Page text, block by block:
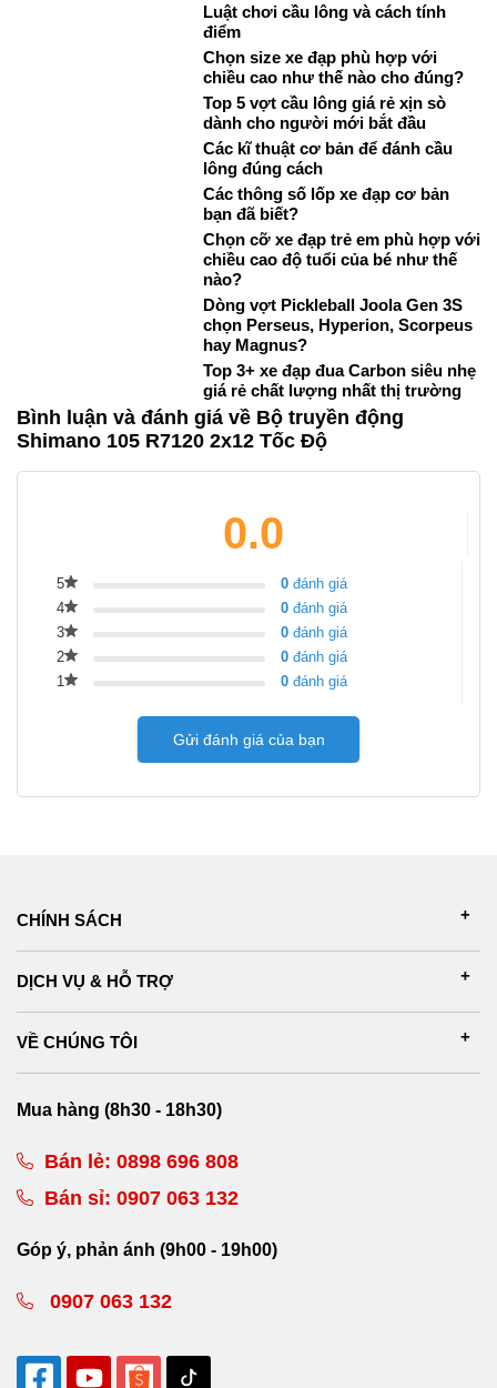
Luật chơi cầu lông và cách tính
điểm
Chọn size xe đạp phù hợp với
chiều cao như thế nào cho đúng?
Top 5 vợt cầu lông giá rẻ xịn sò
dành cho người mới bắt đầu
Các kĩ thuật cơ bản để đánh cầu
lông đúng cách
Các thông số lốp xe đạp cơ bản
bạn đã biết?
Chọn cỡ xe đạp trẻ em phù hợp với
chiều cao độ tuổi của bé như thế
nào?
Dòng vợt Pickleball Joola Gen 3S
chọn Perseus, Hyperion, Scorpeus
hay Magnus?
Top 3+ xe đạp đua Carbon siêu nhẹ
giá rẻ chất lượng nhất thị trường
Bình luận và đánh giá về Bộ truyền động
Shimano 105 R7120 2x12 Tốc Độ
0.0
5 0 đánh giá
4
0 đánh giá
3
0 đánh giá
2
0 đánh giá
1
0 đánh giá
Gửi đánh giá của bạn
CHÍNH SÁCH
DỊCH VỤ & HỖ TRỢ
VỀ CHÚNG TÔI
Mua hàng (8h30 - 18h30)
Bán lẻ: 0898 696 808
Bán sỉ: 0907 063 132
Góp ý, phản ánh (9h00 - 19h00)
0907 063 132